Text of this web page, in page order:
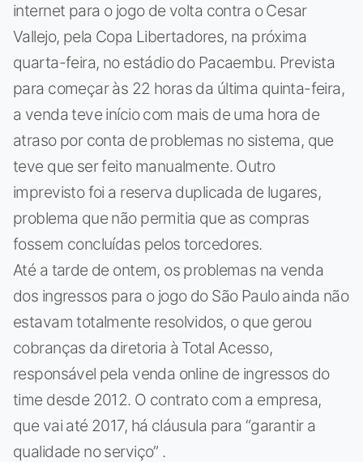
internet para o jogo de volta contra o Cesar
Vallejo, pela Copa Libertadores, na próxima
quarta-feira, no estádio do Pacaembu. Prevista
para começar às 22 horas da última quinta-feira,
a venda teve início com mais de uma hora de
atraso por conta de problemas no sistema, que
teve que ser feito manualmente. Outro
imprevisto foi a reserva duplicada de lugares,
problema que não permitia que as compras
fossem concluídas pelos torcedores.
Até a tarde de ontem, os problemas na venda
dos ingressos para o jogo do São Paulo ainda não
estavam totalmente resolvidos, o que gerou
cobranças da diretoria à Total Acesso,
responsável pela venda online de ingressos do
time desde 2012. O contrato com a empresa,
que vai até 2017, há cláusula para “garantir a
qualidade no serviço” .